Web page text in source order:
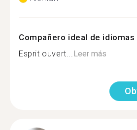
Compañero ideal de idiomas
Esprit ouvert...Leer más